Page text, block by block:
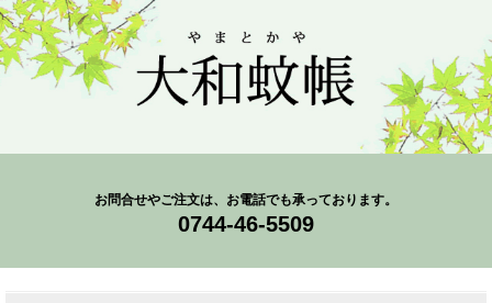
お問合せやご注文は、お電話でも承っております。
0744-46-5509